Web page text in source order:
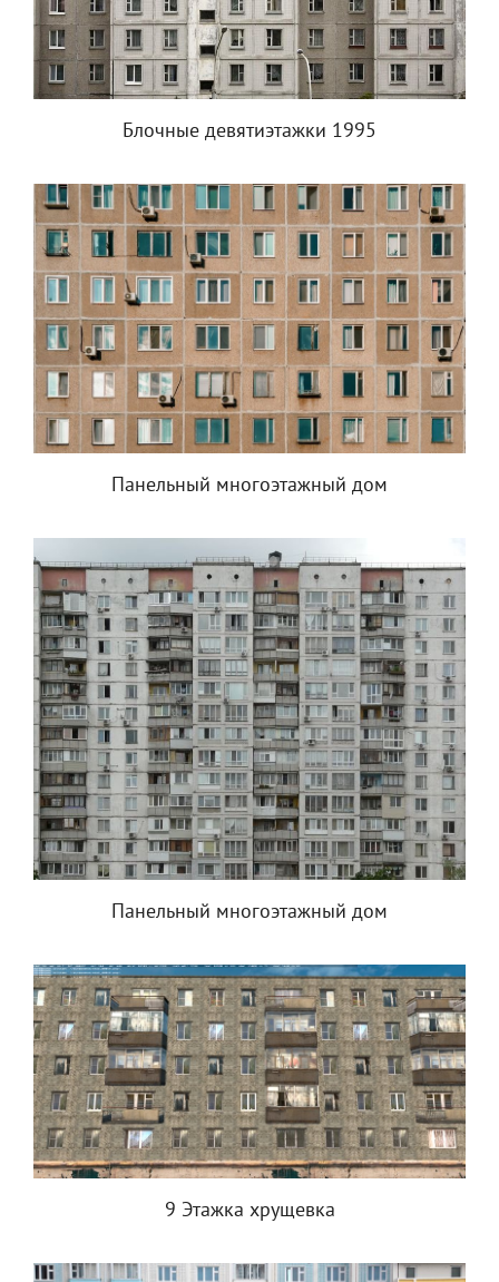
Блочные девятиэтажки 1995
Панельный многоэтажный дом
Панельный многоэтажный дом
9 Этажка хрущевка